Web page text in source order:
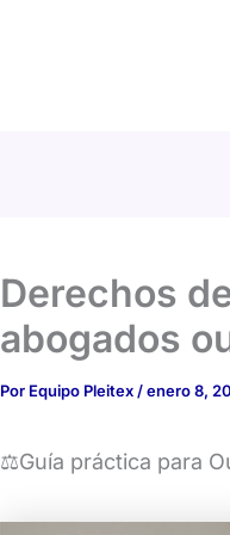
Derechos
abogados
Por Equipo Pleitex /enero 8,
⚖️Guía práctica para